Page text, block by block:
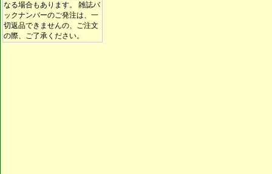
なる場合もあります。 雑誌バ
ックナンバーのご発注は、一
切返品できませんの、ご注文
の際、ご了承ください。